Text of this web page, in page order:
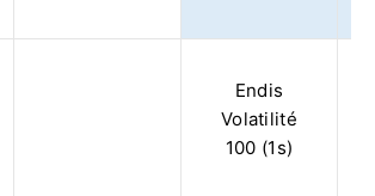
Endis
Volatilité
100 (1s)